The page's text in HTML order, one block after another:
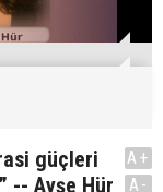
güçleri
-- Ayşe Hür
A+
A-